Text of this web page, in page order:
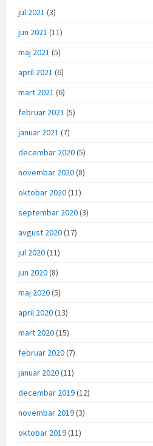
jul 2021 (3)
jun 2021 (11)
maj 2021 (5)
april 2021 (6)
mart 2021 (6)
februar 2021 (5)
januar 2021 (7)
decembar 2020(5)
novembar 2020(8)
oktobar 2020(11)
septembar 2020(3)
avgust 2020(17)
jul 2020(11)
jun 2020(8)
maj 2020(5)
april 2020(13)
mart 2020(15)
februar 2020(7)
januar 2020(11)
decembar 2019(12)
novembar 2019(3)
oktobar 2019(11)